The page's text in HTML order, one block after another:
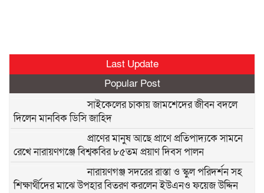
Last Update
Popular Post
সাইকেলের চাকায় জামশেদের জীবন বদলে
দিলেন মানবিক ডিসি জাহিদ
প্রাণের মানুষ আছে প্রাণে প্রতিপাদ্যকে সামনে
রেখে নারায়ণগঞ্জে বিশ্বকবির ৮৫তম প্রয়াণ দিবস পালন
নারায়ণগঞ্জ সদরের রাস্তা ও স্কুল পরিদর্শন সহ
শিক্ষার্থীদের মাঝে উপহার বিতরণ করলেন ইউএনও ফয়েজ উদ্দিন